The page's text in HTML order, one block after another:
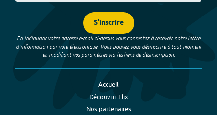
S'inscrire
En indiquant votre adresse e-mail ci-dessus vous consentez à recevoir notre lettre
d’information par voie électronique. Vous pouvez vous désinscrire à tout moment
en modifiant vos paramètres via les liens de désinscription.
Accueil
Découvrir Elix
Nos partenaires